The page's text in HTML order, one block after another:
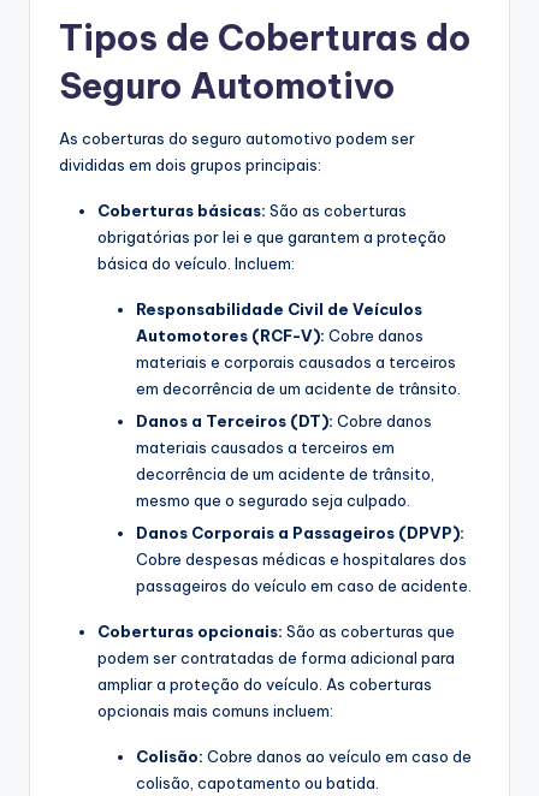
Tipos de Coberturas do
Seguro Automotivo
As coberturas do seguro automotivo podem ser
divididas em dois grupos principais:
Coberturas básicas: São as coberturas
obrigatórias por lei e que garantem a proteção
básica do veículo. Incluem:
Responsabilidade Civil de Veículos
Automotores (RCF-V): Cobre danos
materiais e corporais causados a terceiros
em decorrência de um acidente de trânsito.
Danos a Terceiros (DT): Cobre danos
materiais causados a terceiros em
decorrência de um acidente de trânsito,
mesmo que o segurado seja culpado.
Danos Corporais a Passageiros (DPVP):
Cobre despesas médicas e hospitalares dos
passageiros do veículo em caso de acidente.
Coberturas opcionais: São as coberturas que
podem ser contratadas de forma adicional para
ampliar a proteção do veículo. As coberturas
opcionais mais comuns incluem:
Colisão: Cobre danos ao veículo em caso de
colisão, capotamento ou batida.